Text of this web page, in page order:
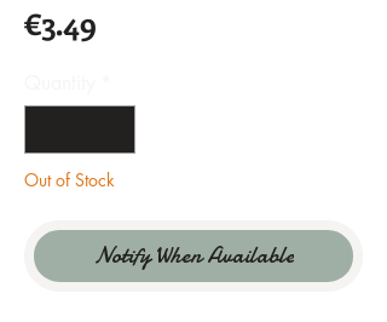
€3.49Price
Out of Stock
Notify When Available